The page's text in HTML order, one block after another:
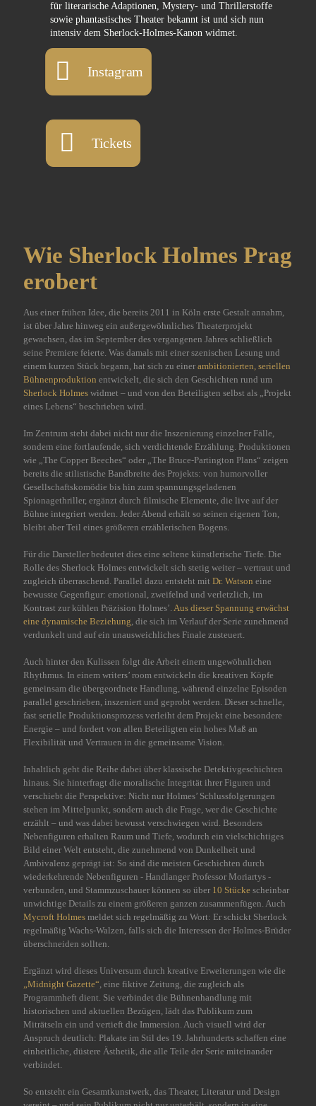
für literarische Adaptionen, Mystery‑ und Thrillerstoffe
sowie phantastisches Theater bekannt ist und sich nun
intensiv dem Sherlock-Holmes-Kanon widmet.
Instagram
Tickets
Wie Sherlock Holmes Prag
erobert
Aus einer frühen Idee, die bereits 2011 in Köln erste Gestalt annahm,
ist über Jahre hinweg ein außergewöhnliches Theaterprojekt
gewachsen, das im September des vergangenen Jahres schließlich
seine Premiere feierte. Was damals mit einer szenischen Lesung und
einem kurzen Stück begann, hat sich zu einer ambitionierten, seriellen
Bühnenproduktion entwickelt, die sich den Geschichten rund um
Sherlock Holmes widmet – und von den Beteiligten selbst als „Projekt
eines Lebens“ beschrieben wird.
Im Zentrum steht dabei nicht nur die Inszenierung einzelner Fälle,
sondern eine fortlaufende, sich verdichtende Erzählung. Produktionen
wie „The Copper Beeches“ oder „The Bruce-Partington Plans“ zeigen
bereits die stilistische Bandbreite des Projekts: von humorvoller
Gesellschaftskomödie bis hin zum spannungsgeladenen
Spionagethriller, ergänzt durch filmische Elemente, die live auf der
Bühne integriert werden. Jeder Abend erhält so seinen eigenen Ton,
bleibt aber Teil eines größeren erzählerischen Bogens.
Für die Darsteller bedeutet dies eine seltene künstlerische Tiefe. Die
Rolle des Sherlock Holmes entwickelt sich stetig weiter – vertraut und
zugleich überraschend. Parallel dazu entsteht mit Dr. Watson eine
bewusste Gegenfigur: emotional, zweifelnd und verletzlich, im
Kontrast zur kühlen Präzision Holmes’. Aus dieser Spannung erwächst
eine dynamische Beziehung, die sich im Verlauf der Serie zunehmend
verdunkelt und auf ein unausweichliches Finale zusteuert.
Auch hinter den Kulissen folgt die Arbeit einem ungewöhnlichen
Rhythmus. In einem writers’ room entwickeln die kreativen Köpfe
gemeinsam die übergeordnete Handlung, während einzelne Episoden
parallel geschrieben, inszeniert und geprobt werden. Dieser schnelle,
fast serielle Produktionsprozess verleiht dem Projekt eine besondere
Energie – und fordert von allen Beteiligten ein hohes Maß an
Flexibilität und Vertrauen in die gemeinsame Vision.
Inhaltlich geht die Reihe dabei über klassische Detektivgeschichten
hinaus. Sie hinterfragt die moralische Integrität ihrer Figuren und
verschiebt die Perspektive: Nicht nur Holmes’ Schlussfolgerungen
stehen im Mittelpunkt, sondern auch die Frage, wer die Geschichte
erzählt – und was dabei bewusst verschwiegen wird. Besonders
Nebenfiguren erhalten Raum und Tiefe, wodurch ein vielschichtiges
Bild einer Welt entsteht, die zunehmend von Dunkelheit und
Ambivalenz geprägt ist: So sind die meisten Geschichten durch
wiederkehrende Nebenfiguren - Handlanger Professor Moriartys -
verbunden, und Stammzuschauer können so über 10 Stücke scheinbar
unwichtige Details zu einem größeren ganzen zusammenfügen. Auch
Mycroft Holmes meldet sich regelmäßig zu Wort: Er schickt Sherlock
regelmäßig Wachs-Walzen, falls sich die Interessen der Holmes-Brüder
überschneiden sollten.
Ergänzt wird dieses Universum durch kreative Erweiterungen wie die
„Midnight Gazette“, eine fiktive Zeitung, die zugleich als
Programmheft dient. Sie verbindet die Bühnenhandlung mit
historischen und aktuellen Bezügen, lädt das Publikum zum
Miträtseln ein und vertieft die Immersion. Auch visuell wird der
Anspruch deutlich: Plakate im Stil des 19. Jahrhunderts schaffen eine
einheitliche, düstere Ästhetik, die alle Teile der Serie miteinander
verbindet.
So entsteht ein Gesamtkunstwerk, das Theater, Literatur und Design